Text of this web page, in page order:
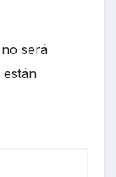
será
están